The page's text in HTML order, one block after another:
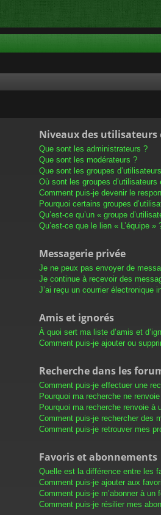
Niveaux des utilisateurs
Que sont les administrateurs ?
Que sont les modérateurs ?
Que sont les groupes
Où sont les groupes
Comment puis-je devenir le
Pourquoi certains groupes
Qu’est-ce qu’un « groupe
Qu’est-ce que le lien « L’équipe »
Messagerie privée
Je ne peux pas envoyer de
Je continue à recevoir des
J’ai reçu un courrier électronique
Amis et ignorés
À quoi sert ma liste d’amis et
Comment puis-je ajouter ou
Recherche dans les
Comment puis-je effectuer une
Pourquoi ma recherche ne
Pourquoi ma recherche renvoie à
Comment puis-je rechercher des
Comment puis-je retrouver mes
Favoris et abonnements
Quelle est la différence entre les
Comment puis-je ajouter aux
Comment puis-je m’abonner à un
Comment puis-je résilier mes